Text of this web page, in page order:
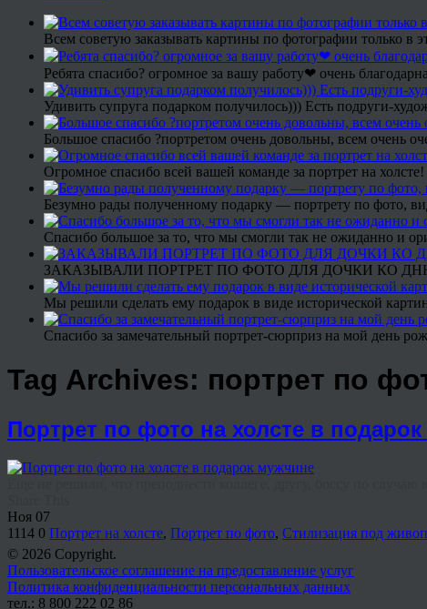
Всем советую заказывать картины по фотографии только в
Ребята спасибо? огромное за вашу работу❤ очень
Удивить супруга подарком получилось))) Есть подруги-
Большое спасибо ?портретом очень довольны, всем очень
Огромное спасибо всей вашей команде за портрет на холсте!
Безумно рады полученному подарку — портрету по фото,
Спасибо большое за то, что мы смогли так не ожиданно и
ЗАКАЗЫВАЛИ ПОРТРЕТ ПО ФОТО ДЛЯ ДОЧКИ КО
Мы решили сделать ему подарок в виде исторической
Спасибо за замечательный портрет-сюрприз на мой день
Tag Archives: портрет по
Портрет по фото на холсте в
Ноя 07
1114 0 Портрет на холсте, Портрет по фото, Стилизация под
© 2026 Copyright.
Пользовательское соглашение на предоставление услуг
Политика конфиденциальности персональных данных
тел.: 8 800 222 02 86